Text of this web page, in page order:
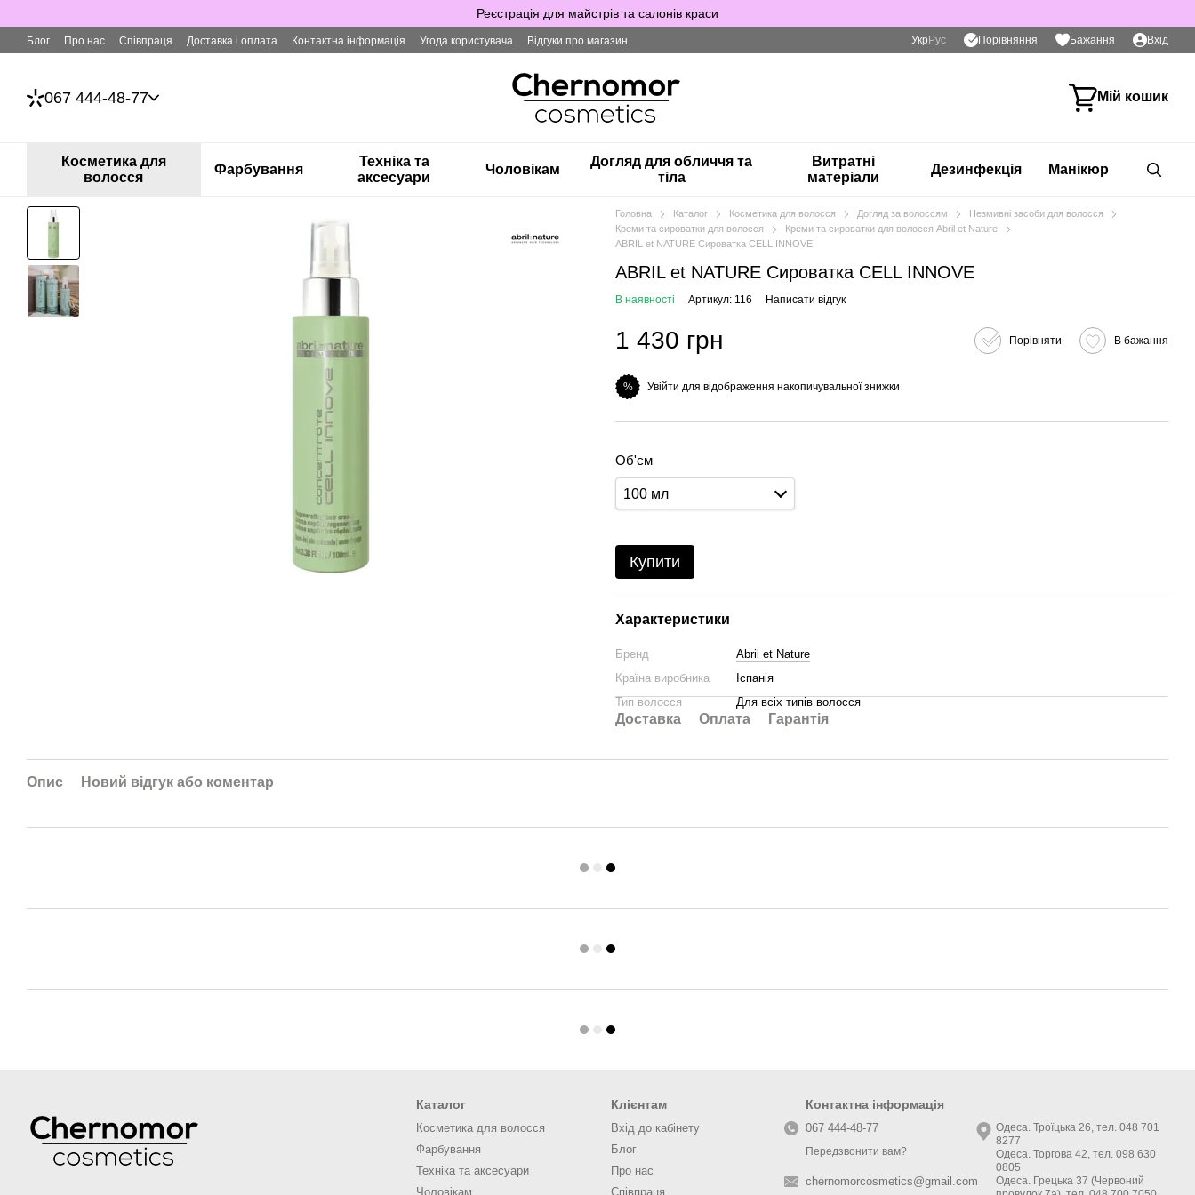
Реєстрація для майстрів та салонів краси
Блог Про нас Співпраця Доставка і оплата Контактна інформація Угода користувача Відгуки про магазин Укр Рус Порівняння Бажання Вхід
067 444-48-77 Мій кошик
Косметика для
волосся
Фарбування
Техніка та
аксесуари
Чоловікам
Догляд для обличчя та
тіла
Витратні
матеріали
Дезинфекція Манікюр
Головна Каталог Косметика для волосся Догляд за волоссям
Незмивні засоби для волосся
Креми та сироватки для волосся
Креми та сироватки для волосся Abril et Nature
ABRIL et NATURE Сироватка CELL INNOVE
ABRIL et NATURE Сироватка CELL INNOVE
В наявності Артикул: 116 Написати відгук
1 430 грн Порівняти В бажання
% Увійти для відображення накопичувальної знижки
Об'єм
100 мл
Купити
Характеристики
Бренд
Abril et Nature
Країна виробника
Іспанія
Тип волосся
Для всіх типів волосся
Доставка Оплата Гарантія
Опис Новий відгук або коментар
Каталог
Косметика для волосся
Фарбування
Техніка та аксесуари
Чоловікам
Клієнтам
Вхід до кабінету
Блог
Про нас
Співпраця
Контактна інформація
067 444-48-77
Передзвонити вам?
chernomorcosmetics@gmail.com
Одеса. Троїцька 26, тел. 048 701
8277
Одеса. Торгова 42, тел. 098 630
0805
Одеса. Грецька 37 (Червоний